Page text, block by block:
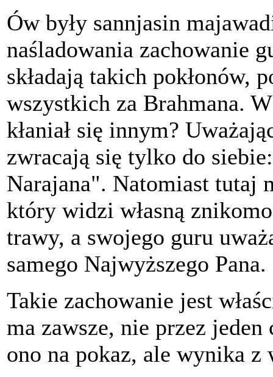
Ów były sannjasin
naśladowania zachowanie
składają takich pokłonów,
wszystkich za Brahmana.
kłaniał się innym?
zwracają się tylko do
Narajana". Natomiast tutaj
który widzi własną
trawy, a swojego guru
samego Najwyższego Pana.
Takie zachowanie jest
ma zawsze, nie przez
ono na pokaz, ale wynika z